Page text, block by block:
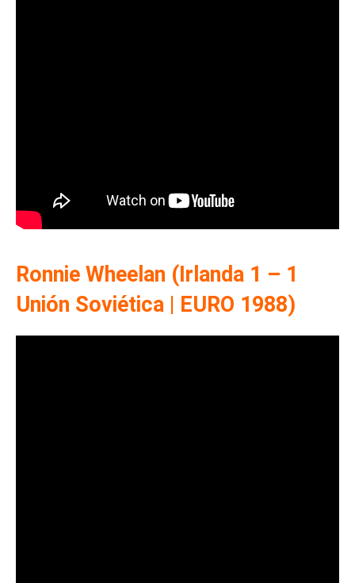
Ronnie Wheelan (Irlanda 1 – 1
Unión Soviética | EURO 1988)